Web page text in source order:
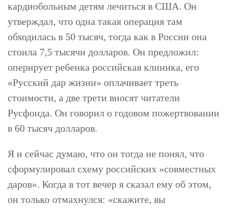
кардиобольным детям лечиться в США. Он
утверждал, что одна такая операция там
обходилась в 50 тысяч, тогда как в России она
стоила 7,5 тысячи долларов. Он предложил:
оперирует ребенка российская клиника, его
«Русский дар жизни» оплачивает треть
стоимости, а две трети вносят читатели
Русфонда. Он говорил о годовом пожертвовании
в 60 тысяч долларов.
Я и сейчас думаю, что он тогда не понял, что
сформулировал схему российских «совместных
даров». Когда в тот вечер я сказал ему об этом,
он только отмахнулся: «скажите, вы